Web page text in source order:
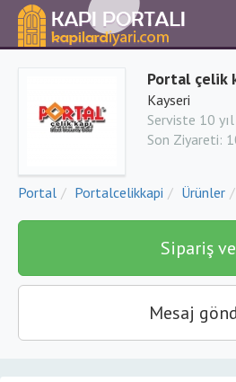
Portal çelik
Kayseri
Serviste 10 yıl
Son Ziyareti:
Portal Portalcelikkapi Ürünler
Sipariş
Mesaj